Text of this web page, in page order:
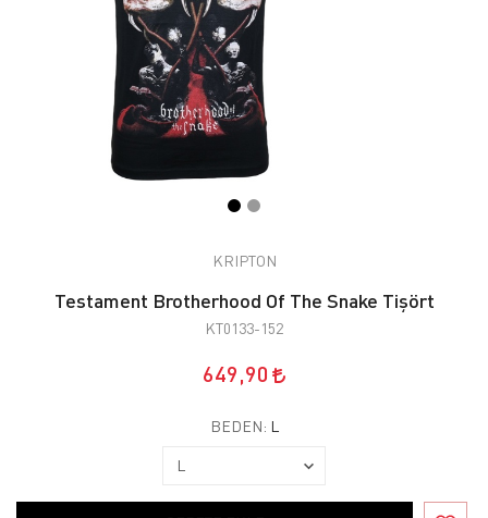
KRIPTON
Testament Brotherhood Of The Snake Tişört
KT0133-152
649,90
BEDEN: L